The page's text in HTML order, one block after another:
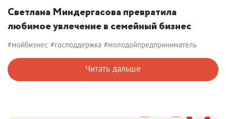
Светлана Миндергасова превратила
любимое увлечение в семейный бизнес
#мойбизнес #господдержка #молодойпредприниматель
Читать дальше